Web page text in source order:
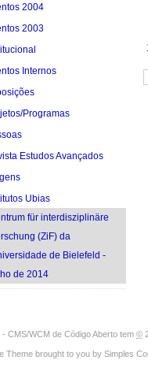
2004
2003
Internos
Programas
Estudos Avançados
Ubias
für interdisziplinäre
(ZiF) da
de Bielefeld -
de 2014
- CMS/WCM de Código Aberto tem ©
Theme brought to you by Simples